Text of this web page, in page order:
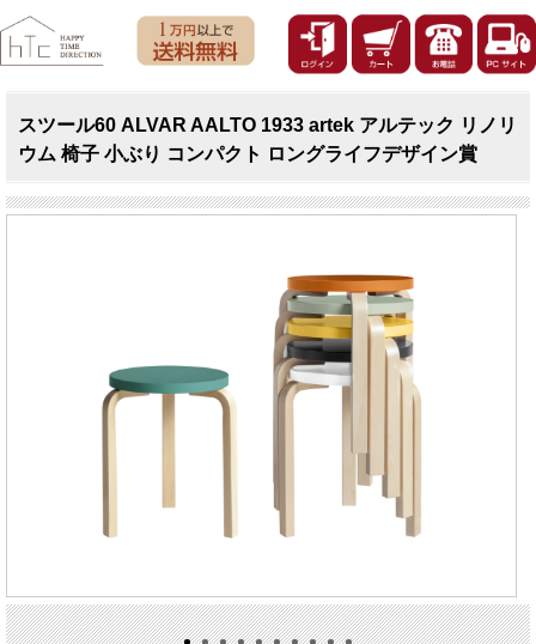
スツール60 ALVAR AALTO 1933 artek アルテック リノリ
ウム 椅子 小ぶり コンパクト ロングライフデザイン賞